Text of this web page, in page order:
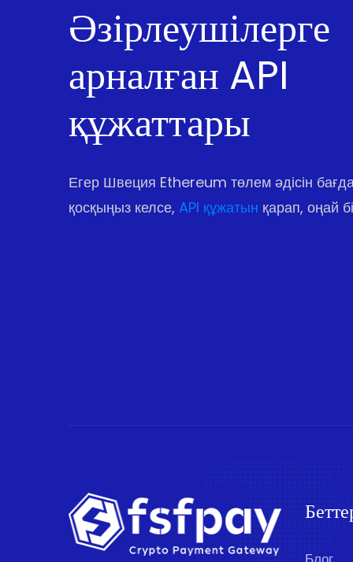
Әзірлеушілерге
арналған API
құжаттары
Егер Швеция Ethereum төлем әдісін
қосқыңыз келсе, API құжатын қарап, оңай